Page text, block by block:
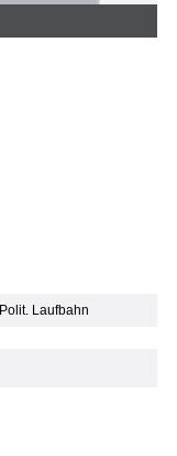
Polit. Laufbahn